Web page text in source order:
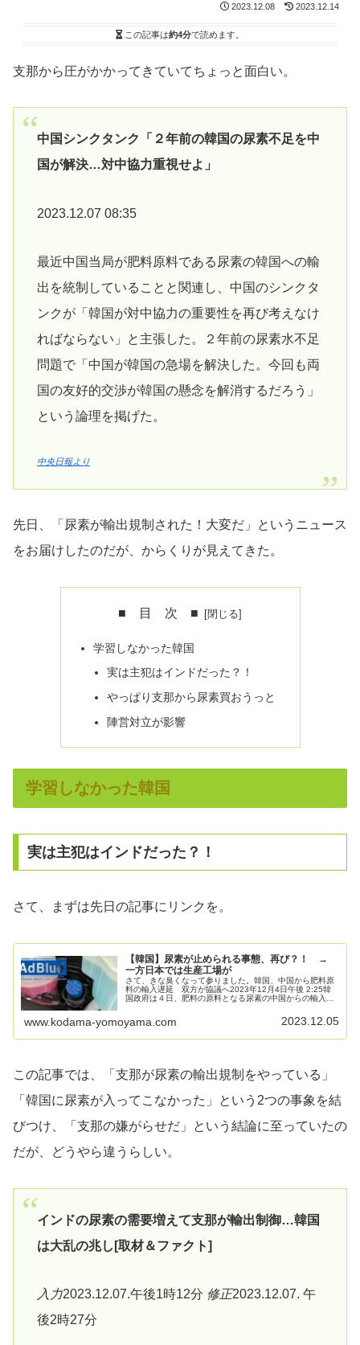
2023.12.08 2023.12.14
この記事は約4分で読めます。
支那から圧がかかってきていてちょっと面白い。
中国シンクタンク「２年前の韓国の尿素不足を中
国が解決…対中協力重視せよ」
2023.12.07 08:35
最近中国当局が肥料原料である尿素の韓国への輸
出を統制していることと関連し、中国のシンクタ
ンクが「韓国が対中協力の重要性を再び考えなけ
ればならない」と主張した。２年前の尿素水不足
問題で「中国が韓国の急場を解決した。今回も両
国の友好的交渉が韓国の懸念を解消するだろう」
という論理を掲げた。
中央日報より
先日、「尿素が輸出規制された！大変だ」というニュース
をお届けしたのだが、からくりが見えてきた。
■ 目 次 ■
学習しなかった韓国
実は主犯はインドだった？！
やっぱり支那から尿素買おうっと
陣営対立が影響
学習しなかった韓国
実は主犯はインドだった？！
さて、まずは先日の記事にリンクを。
【韓国】尿素が止められる事態、再び？！ →
一方日本では生産工場が
さて、きな臭くなって参りました。韓国、中国から肥料原
料の輸入遅延 双方が協議へ2023年12月4日午後 2:25韓
国政府は４日、肥料の原料となる尿素の中国からの輸入が
www.kodama-yomoyama.com 2023.12.05
この記事では、「支那が尿素の輸出規制をやっている」
「韓国に尿素が入ってこなかった」という2つの事象を結
びつけ、「支那の嫌がらせだ」という結論に至っていたの
だが、どうやら違うらしい。
インドの尿素の需要増えて支那が輸出制御…韓国
は大乱の兆し[取材＆ファクト]
入力2023.12.07.午後1時12分 修正2023.12.07. 午
後2時27分